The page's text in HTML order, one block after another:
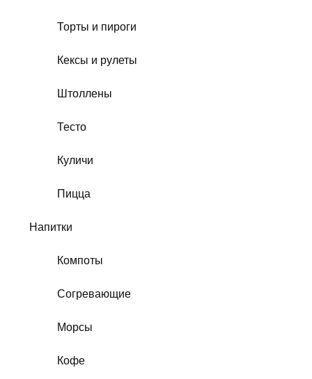
Торты и пироги
Кексы и рулеты
Штоллены
Тесто
Куличи
Пицца
Напитки
Компоты
Согревающие
Морсы
Кофе